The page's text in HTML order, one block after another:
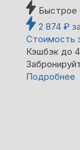
Быстрое
2 874 ₽
Стоимость
Кэшбэк до
Подробнее